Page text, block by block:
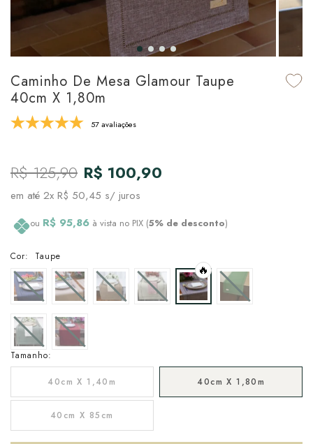
em Marcas
em Tapetes
de Colchão & Travesseiro
& Sobre-Lençol Avulso
& Manta para Cama
Edredom & Duvet
Prato & Copa
de Cozinha
em Mesa & Cozinha
em Banho
Caminho De Mesa Glamour Taupe
40cm X 1,80m
57 avaliações
R$ 125,90 R$ 100,90
em até 2x R$ 50,45 s/ juros
ou R$ 95,86 à vista no PIX (5% de desconto)
Tamanho:
40cm X 1,40m 40cm X 1,80m
40cm X 85cm
Cor: Taupe
🔥